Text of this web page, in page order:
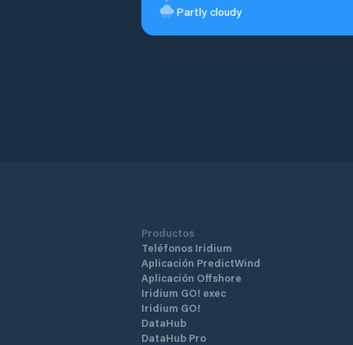
Partly cloudy
Productos
Teléfonos Iridium
Aplicación PredictWind
Aplicación Offshore
Iridium GO! exec
Iridium GO!
DataHub
DataHub Pro